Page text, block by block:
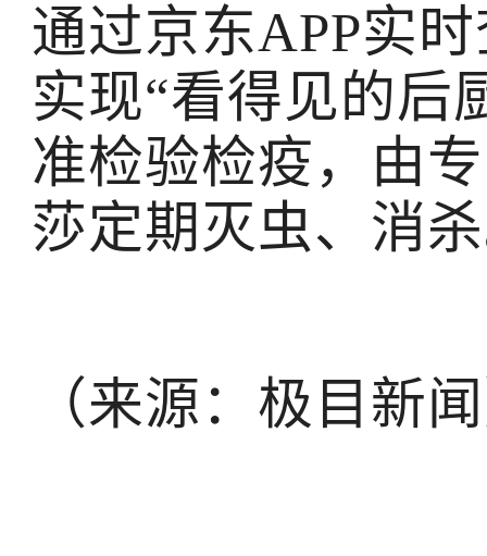
通过京东APP实
实现“看得见的后
准检验检疫，由
莎定期灭虫、消
（来源：极目新